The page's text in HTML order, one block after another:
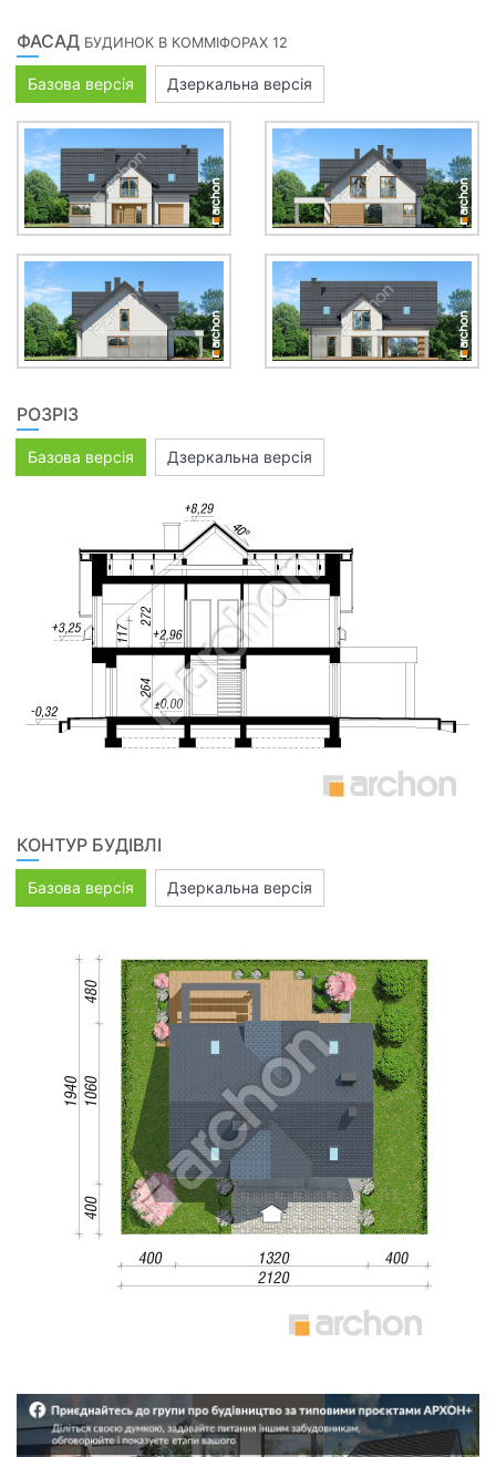
ФАСАД БУДИНОК В КОММІФОРАХ 12
Базова версія Дзеркальна версія
РОЗРІЗ
Базова версія Дзеркальна версія
КОНТУР БУДІВЛІ
Базова версія Дзеркальна версія